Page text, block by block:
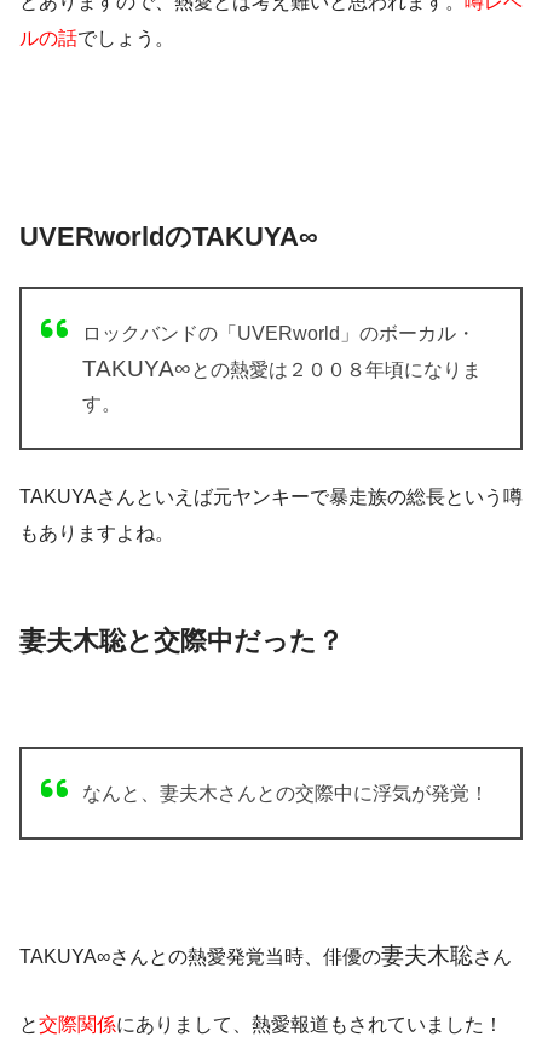
ルの話でしょう。
UVERworldのTAKUYA∞
ロックバンドの 「UVERworld」 のボーカル・
TAKUYA∞との熱愛は２００８年頃になりま
す。
TAKUYAさんといえば元ヤンキーで暴走族の総長という噂
もありますよね。
妻夫木聡と交際中だった？
なんと、妻夫木さんとの交際中に浮気が発覚！
TAKUYA∞さんとの熱愛発覚当時、俳優の妻夫木聡さん
と交際関係にありまして、熱愛報道もされていました！